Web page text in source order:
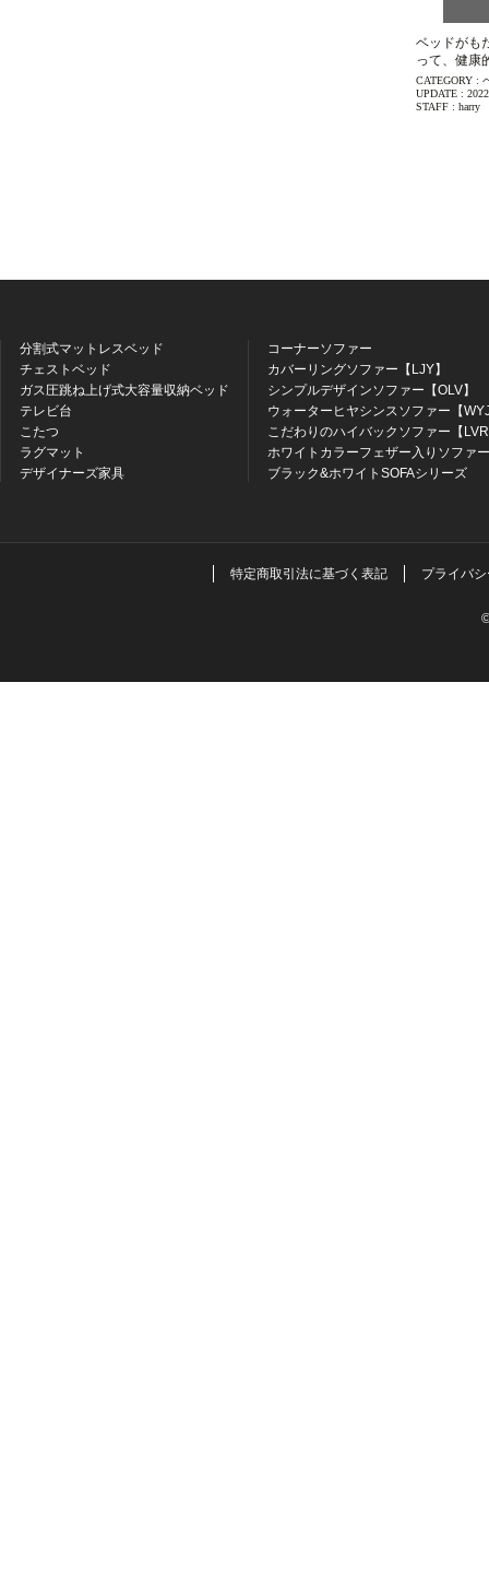
ベッドがも
って、健康
CATEGORY :
UPDATE :
STAFF : harry
分割式マットレスベッド
チェストベッド
ガス圧跳ね上げ式大容量収納ベッド
テレビ台
こたつ
ラグマット
デザイナーズ家具
コーナーソファー
カバーリングソファー【LJY】
シンプルデザインソファー【OLV】
ウォーターヒヤシンスソファー【
こだわりのハイバックソファー【
ホワイトカラーフェザー入りソファ
ブラック&ホワイトSOFAシリーズ
特定商取引法に基づく表記 プライバ